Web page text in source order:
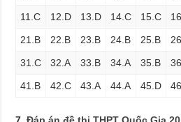
11.C 12.D 13.D 14.C 15.C
21.B 22.B 23.B 24.B 25.B
31.C 32.A 33.B 34.A 35.B
41.B 42.C 43.A 44.A 45.D